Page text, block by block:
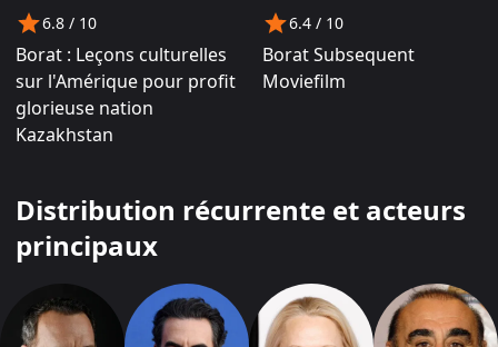
6.8 / 10
Borat : Leçons culturelles
sur l'Amérique pour profit
glorieuse nation
Kazakhstan
6.4 / 10
Borat Subsequent
Moviefilm
Distribution récurrente et acteurs
principaux